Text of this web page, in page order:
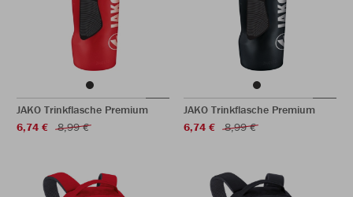
JAKO Trinkflasche Premium
6,74 €
8,99 €
JAKO Trinkflasche Premium
6,74 €
8,99 €